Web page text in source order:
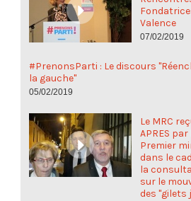
Valence
07/02/2019
#PrenonsParti : Le discours
la gauche"
05/02/2019
Le MRC
APRES par
Premier
dans le
la
sur le
des "gilets